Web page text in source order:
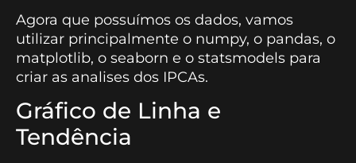
Agora que possuímos os dados, vamos
utilizar principalmente o numpy, o pandas, o
matplotlib, o seaborn e o statsmodels para
criar as analises dos IPCAs.
Gráfico de Linha e
Tendência